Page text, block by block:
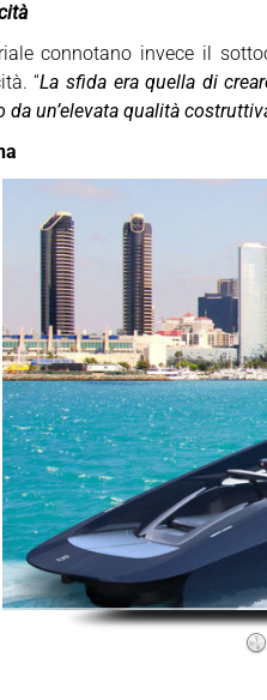
connotano invece il
“La sfida era quella di
un’elevata qualità